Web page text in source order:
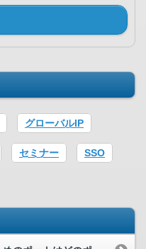
グローバルIP
セミナー SSO